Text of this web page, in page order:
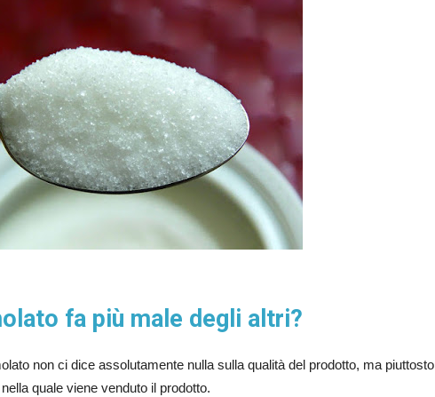
fa più male degli altri?
non ci dice assolutamente nulla sulla qualità del prodotto, ma piuttosto
quale viene venduto il prodotto.